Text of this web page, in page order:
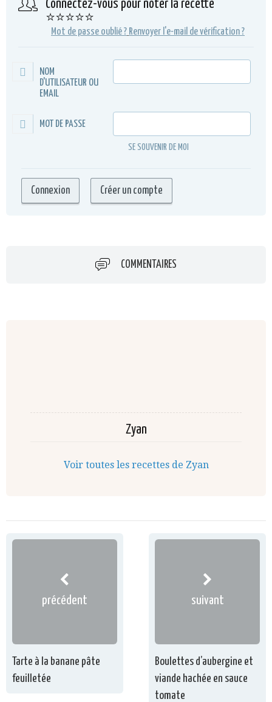
Connectez-vous pour noter la recette
⭐⭐⭐⭐⭐
Mot de passe oublié ? Renvoyer l'e-mail de vérification ?
NOM
D'UTILISATEUR OU
EMAIL
MOT DE PASSE
SE SOUVENIR DE MOI
COMMENTAIRES
Zyan
Voir toutes les recettes de Zyan
précédent
Tarte à la banane pâte
feuilletée
suivant
Boulettes d’aubergine et
viande hachée en sauce
tomate